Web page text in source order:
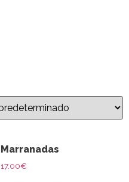
Marranadas
17.00€